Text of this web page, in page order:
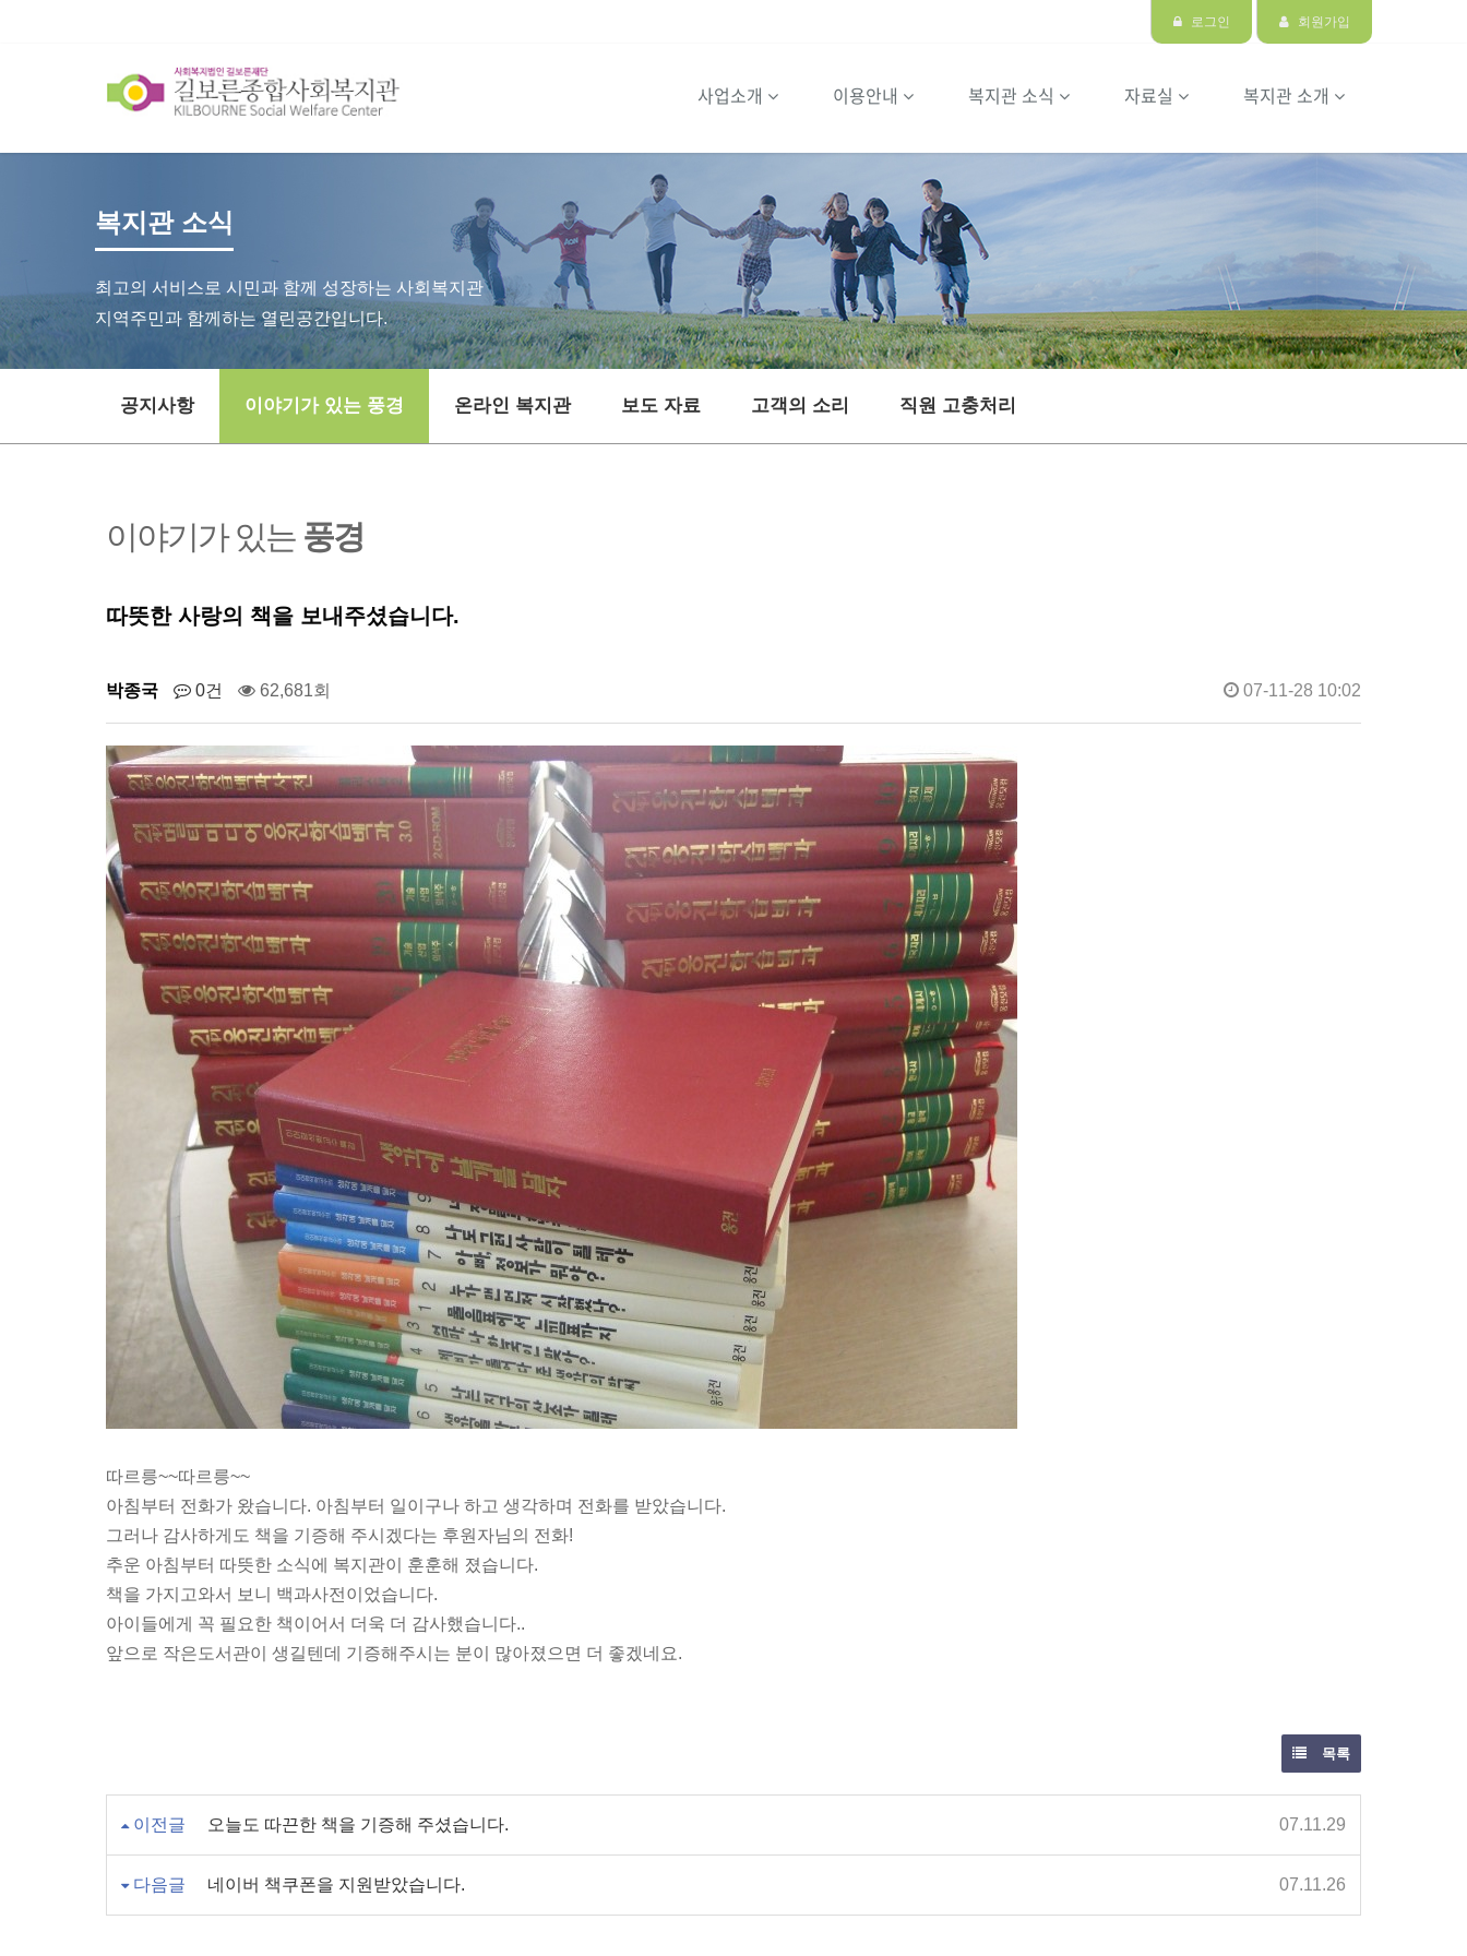
로그인 회원가입
사업소개 이용안내 복지관 소식 자료실 복지관 소개
복지관 소식
최고의 서비스로 시민과 함께 성장하는 사회복지관
지역주민과 함께하는 열린공간입니다.
공지사항 이야기가 있는 풍경 온라인 복지관 보도 자료 고객의 소리 직원 고충처리
이야기가 있는 풍경
따뜻한 사랑의 책을 보내주셨습니다.
박종국 0건 62,681회 07-11-28 10:02
따르릉~~따르릉~~
아침부터 전화가 왔습니다. 아침부터 일이구나 하고 생각하며 전화를 받았습니다.
그러나 감사하게도 책을 기증해 주시겠다는 후원자님의 전화!
추운 아침부터 따뜻한 소식에 복지관이 훈훈해 졌습니다.
책을 가지고와서 보니 백과사전이었습니다.
아이들에게 꼭 필요한 책이어서 더욱 더 감사했습니다..
앞으로 작은도서관이 생길텐데 기증해주시는 분이 많아졌으면 더 좋겠네요.
목록
이전글 오늘도 따끈한 책을 기증해 주셨습니다. 07.11.29
다음글 네이버 책쿠폰을 지원받았습니다. 07.11.26